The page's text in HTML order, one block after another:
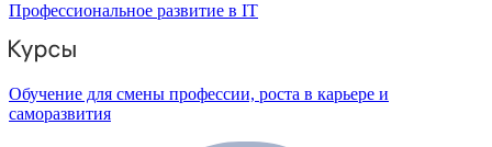
Профессиональное развитие в IT
Обучение для смены профессии, роста в карьере и
саморазвития